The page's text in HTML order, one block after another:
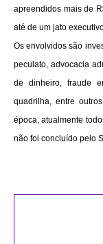
apreendidos mais de
até de um jato
Os envolvidos são
peculato, advocacia
de dinheiro, fraude
quadrilha, entre
época, atualmente
não foi concluído pelo